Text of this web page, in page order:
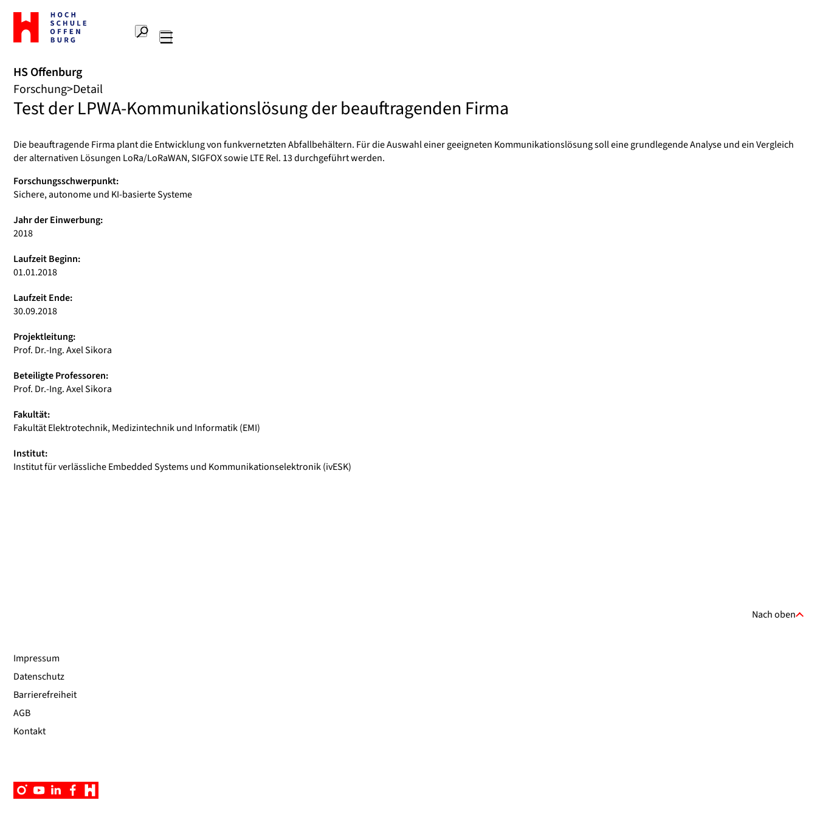
Zur
Startseite
Hochschule
Suche
HS Offenburg
Forschung Detail
Test der LPWA-Kommunikationslösung der beauftragenden Firma
Die beauftragende Firma plant die Entwicklung von funkvernetzten Abfallbehältern. Für die Auswahl einer geeigneten Kommunikationslösung soll eine grundlegende Analyse und ein Vergleich
der alternativen Lösungen LoRa/LoRaWAN, SIGFOX sowie LTE Rel. 13 durchgeführt werden.
Forschungsschwerpunkt:
Sichere, autonome und KI-basierte Systeme
Jahr der Einwerbung:
2018
Laufzeit Beginn:
01.01.2018
Laufzeit Ende:
30.09.2018
Projektleitung:
Prof. Dr.-Ing. Axel Sikora
Beteiligte Professoren:
Prof. Dr.-Ing. Axel Sikora
Fakultät:
Fakultät Elektrotechnik, Medizintechnik und Informatik (EMI)
Institut:
Institut für verlässliche Embedded Systems und Kommunikationselektronik (ivESK)
Nach oben
Impressum
Datenschutz
Barrierefreiheit
AGB
Kontakt
Instagram
YouTubeLinkedinFacebookCampus
App